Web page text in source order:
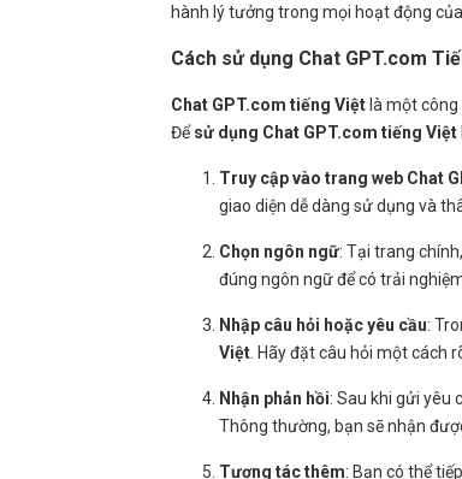
hành lý tưởng trong mọi hoạt động
Cách sử dụng Chat GPT.com
Chat GPT.com tiếng Việt là một
Đểsử dụng Chat GPT.com tiếng Việt
Truy cập vào trang web Chat
giao diện dễ dàng sử dụng và
Chọn ngôn ngữ: Tại trang
đúng ngôn ngữ để có trải
Nhập câu hỏi hoặc yêu cầu:
Việt . Hãy đặt câu hỏi một cách
Nhận phản hồi: Sau khi gửi yêu
Thông thường, bạn sẽ nhận
Tương tác thêm: Bạn có thể